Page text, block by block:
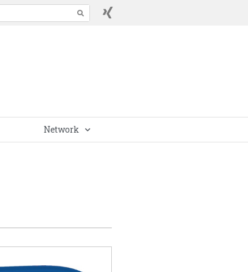
Network